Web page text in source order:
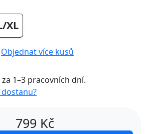
XL
Objednat více kusů
1–3 pracovních dní.
799 Kč